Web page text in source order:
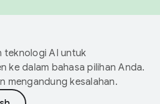
teknologi AI untuk
ke dalam bahasa pilihan Anda.
mengandung kesalahan.